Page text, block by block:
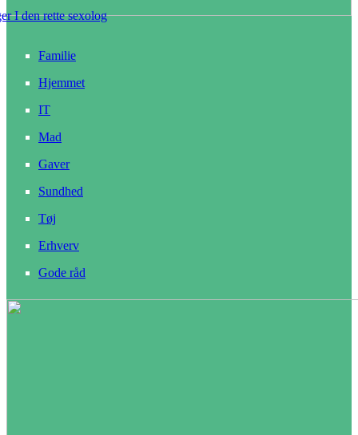
I den rette sexolog
Familie
Hjemmet
IT
Mad
Gaver
Sundhed
Tøj
Erhverv
Gode råd